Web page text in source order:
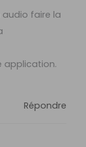
faire la
application.
Répondre